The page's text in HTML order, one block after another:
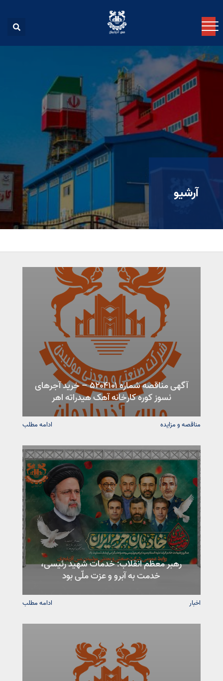
آرشیو
آگهی مناقصه شماره ۵۲۰۴۱۰۱ – خرید آجرهای
نسوز کوره کارخانه آهک هیدراته اهر
مناقصه و مزایده ادامه مطلب
رهبر معظم انقلاب: خدمات شهید رئیسی،
خدمت به آبرو و عزت ملّی بود
اخبار ادامه مطلب